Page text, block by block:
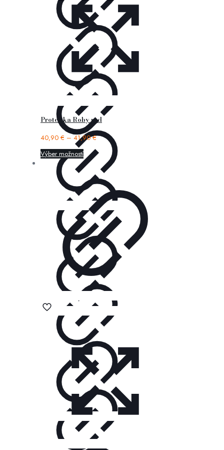
Protetika Roby red
40,90 € –41,90€
Výber možností